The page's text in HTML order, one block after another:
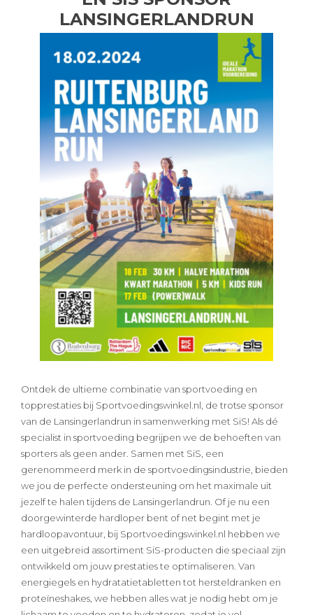
LANSINGERLANDRUN
Ontdek de ultieme combinatie van sportvoeding en
topprestaties bij Sportvoedingswinkel.nl, de trotse sponsor
van de Lansingerlandrun in samenwerking met SiS! Als dé
specialist in sportvoeding begrijpen we de behoeften van
sporters als geen ander. Samen met SiS, een
gerenommeerd merk in de sportvoedingsindustrie, bieden
we jou de perfecte ondersteuning om het maximale uit
jezelf te halen tijdens de Lansingerlandrun. Of je nu een
doorgewinterde hardloper bent of net begint met je
hardloopavontuur, bij Sportvoedingswinkel.nl hebben we
een uitgebreid assortiment SiS-producten die speciaal zijn
ontwikkeld om jouw prestaties te optimaliseren. Van
energiegels en hydratatietabletten tot hersteldranken en
proteïneshakes, we hebben alles wat je nodig hebt om je